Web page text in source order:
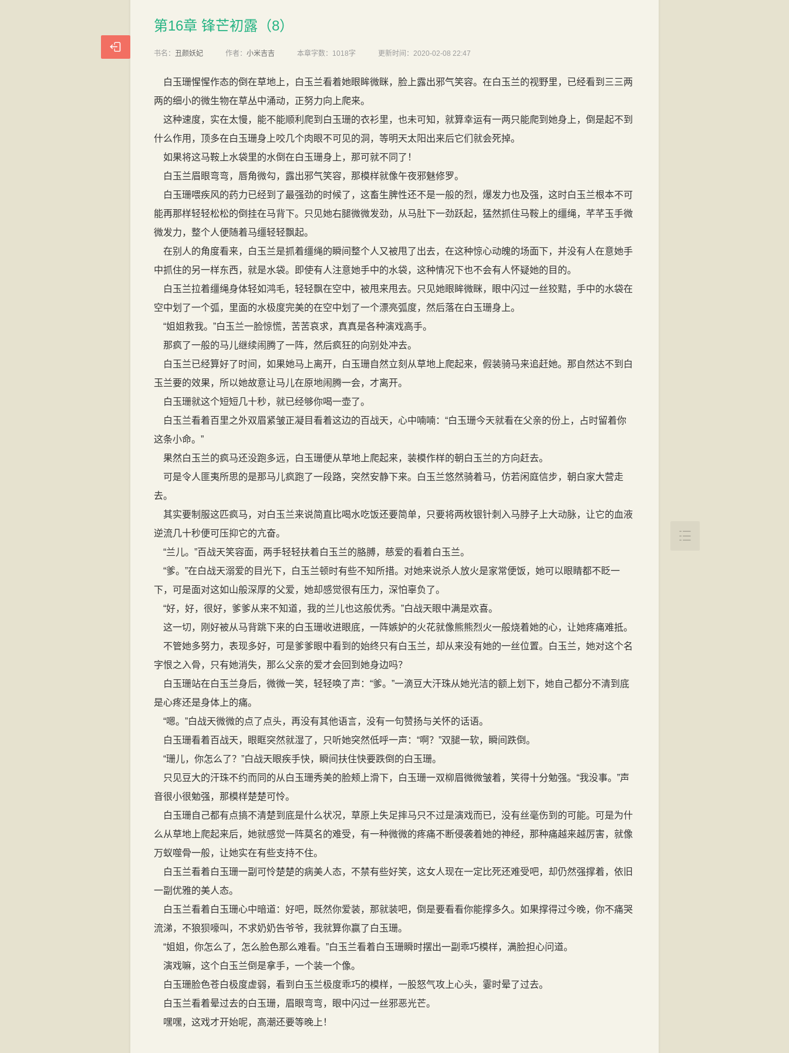
第16章 锋芒初露（8）
书名： 丑颜妖妃 作者： 小米吉吉 本章字数： 1018字 更新时间： 2020-02-08 22:47
白玉珊惺惺作态的倒在草地上，白玉兰看着她眼眸微眯，脸上露出邪气笑容。在白玉兰的视野里，已经看到三三两
两的细小的微生物在草丛中涌动，正努力向上爬来。
这种速度，实在太慢，能不能顺利爬到白玉珊的衣衫里，也未可知，就算幸运有一两只能爬到她身上，倒是起不到
什么作用，顶多在白玉珊身上咬几个肉眼不可见的洞，等明天太阳出来后它们就会死掉。
如果将这马鞍上水袋里的水倒在白玉珊身上，那可就不同了！
白玉兰眉眼弯弯，唇角微勾，露出邪气笑容，那模样就像午夜邪魅修罗。
白玉珊喂疾风的药力已经到了最强劲的时候了，这畜生脾性还不是一般的烈，爆发力也及强，这时白玉兰根本不可
能再那样轻轻松松的倒挂在马背下。只见她右腿微微发劲，从马肚下一劲跃起，猛然抓住马鞍上的缰绳，芊芊玉手微
微发力，整个人便随着马缰轻轻飘起。
在别人的角度看来，白玉兰是抓着缰绳的瞬间整个人又被甩了出去，在这种惊心动魄的场面下，并没有人在意她手
中抓住的另一样东西，就是水袋。即使有人注意她手中的水袋，这种情况下也不会有人怀疑她的目的。
白玉兰拉着缰绳身体轻如鸿毛，轻轻飘在空中，被甩来甩去。只见她眼眸微眯，眼中闪过一丝狡黠，手中的水袋在
空中划了一个弧，里面的水极度完美的在空中划了一个漂亮弧度，然后落在白玉珊身上。
“姐姐救我。”白玉兰一脸惊慌，苦苦哀求，真真是各种演戏高手。
那疯了一般的马儿继续闹腾了一阵，然后疯狂的向别处冲去。
白玉兰已经算好了时间，如果她马上离开，白玉珊自然立刻从草地上爬起来，假装骑马来追赶她。那自然达不到白
玉兰要的效果，所以她故意让马儿在原地闹腾一会，才离开。
白玉珊就这个短短几十秒，就已经够你喝一壶了。
白玉兰看着百里之外双眉紧皱正凝目看着这边的百战天，心中喃喃：“白玉珊今天就看在父亲的份上，占时留着你
这条小命。”
果然白玉兰的疯马还没跑多远，白玉珊便从草地上爬起来，装模作样的朝白玉兰的方向赶去。
可是令人匪夷所思的是那马儿疯跑了一段路，突然安静下来。白玉兰悠然骑着马，仿若闲庭信步，朝白家大营走
去。
其实要制服这匹疯马，对白玉兰来说简直比喝水吃饭还要简单，只要将两枚银针刺入马脖子上大动脉，让它的血液
逆流几十秒便可压抑它的亢奋。
“兰儿。”百战天笑容面，两手轻轻扶着白玉兰的胳膊，慈爱的看着白玉兰。
“爹。”在白战天溺爱的目光下，白玉兰顿时有些不知所措。对她来说杀人放火是家常便饭，她可以眼睛都不眨一
下，可是面对这如山般深厚的父爱，她却感觉很有压力，深怕辜负了。
“好，好，很好，爹爹从来不知道，我的兰儿也这般优秀。”白战天眼中满是欢喜。
这一切，刚好被从马背跳下来的白玉珊收进眼底，一阵嫉妒的火花就像熊熊烈火一般烧着她的心，让她疼痛难抵。
不管她多努力，表现多好，可是爹爹眼中看到的始终只有白玉兰，却从来没有她的一丝位置。白玉兰，她对这个名
字恨之入骨，只有她消失，那么父亲的爱才会回到她身边吗？
白玉珊站在白玉兰身后，微微一笑，轻轻唤了声：“爹。”一滴豆大汗珠从她光洁的额上划下，她自己都分不清到底
是心疼还是身体上的痛。
“嗯。”白战天微微的点了点头，再没有其他语言，没有一句赞扬与关怀的话语。
白玉珊看着百战天，眼眶突然就湿了，只听她突然低呼一声：“啊？”双腿一软，瞬间跌倒。
“珊儿，你怎么了？”白战天眼疾手快，瞬间扶住快要跌倒的白玉珊。
只见豆大的汗珠不约而同的从白玉珊秀美的脸颊上滑下，白玉珊一双柳眉微微皱着，笑得十分勉强。“我没事。”声
音很小很勉强，那模样楚楚可怜。
白玉珊自己都有点搞不清楚到底是什么状况，草原上失足摔马只不过是演戏而已，没有丝毫伤到的可能。可是为什
么从草地上爬起来后，她就感觉一阵莫名的难受，有一种微微的疼痛不断侵袭着她的神经，那种痛越来越厉害，就像
万蚁噬骨一般，让她实在有些支持不住。
白玉兰看着白玉珊一副可怜楚楚的病美人态，不禁有些好笑，这女人现在一定比死还难受吧，却仍然强撑着，依旧
一副优雅的美人态。
白玉兰看着白玉珊心中暗道：好吧，既然你爱装，那就装吧，倒是要看看你能撑多久。如果撑得过今晚，你不痛哭
流涕，不狼狈嚎叫，不求奶奶告爷爷，我就算你赢了白玉珊。
“姐姐，你怎么了，怎么脸色那么难看。”白玉兰看着白玉珊瞬时摆出一副乖巧模样，满脸担心问道。
演戏嘛，这个白玉兰倒是拿手，一个装一个像。
白玉珊脸色苍白极度虚弱，看到白玉兰极度乖巧的模样，一股怒气攻上心头，霎时晕了过去。
白玉兰看着晕过去的白玉珊，眉眼弯弯，眼中闪过一丝邪恶光芒。
嘿嘿，这戏才开始呢，高潮还要等晚上！

